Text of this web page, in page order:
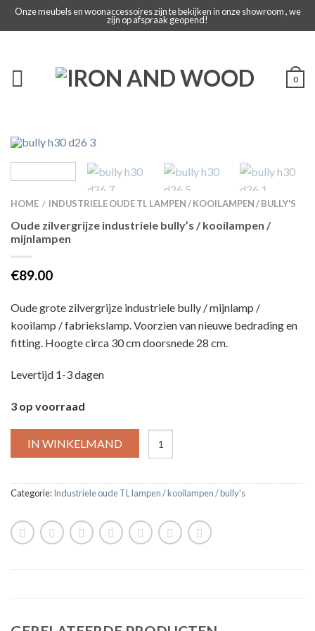
Onze meubels en woonaccessoires zijn te bekijken in onze showroom , we
zijn op afspraak geopend!
0
HOME / INDUSTRIELE OUDE TL LAMPEN / KOOILAMPEN / BULLY'S
Oude zilvergrijze industriele bully’s / kooilampen /
mijnlampen
€89.00
Oude grote zilvergrijze industriele bully / mijnlamp /
kooilamp / fabriekslamp. Voorzien van nieuwe bedrading en
fitting. Hoogte circa 30 cm doorsnede 28 cm.
Levertijd 1-3 dagen
3 op voorraad
IN WINKELMAND
Categorie:Industriele oude TL lampen / kooilampen / bully's